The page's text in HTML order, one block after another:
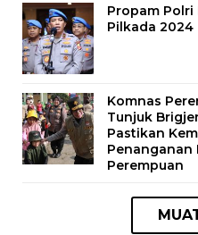
Propam
Pilkada 2024
Komnas
Tunjuk
Pastikan
Penanganan
Perempuan